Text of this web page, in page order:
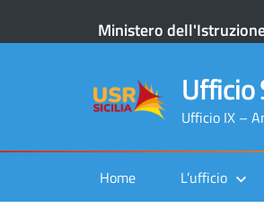
Ministero
Ufficio
Ufficio IX –
Home L’ufficio